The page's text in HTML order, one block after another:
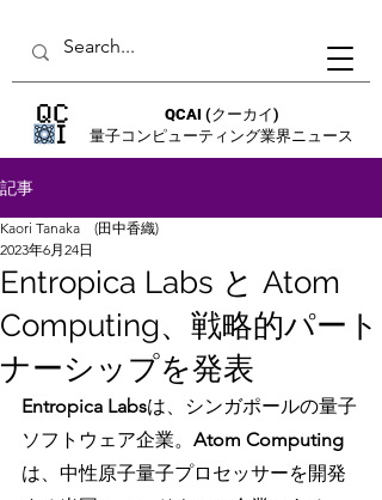
QCAI (クーカイ)
量子コンピューティング業界ニュース
記事
Entropica Labs と Atom
Computing、戦略的パート
ナーシップを発表
Kaori Tanaka (田中香織)
2023年6月24日
Entropica Labsは、シンガポールの量子
ソフトウェア企業。 Atom Computing
は、中性原子量子プロセッサーを開発